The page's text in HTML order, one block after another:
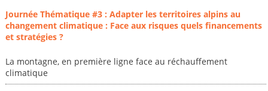
Journée Thématique #3 : Adapter les territoires alpins au
changement climatique : Face aux risques quels financements
et stratégies ?
La montagne, en première ligne face au réchauffement
climatique